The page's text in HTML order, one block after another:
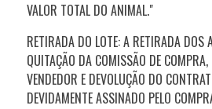
VALOR TOTAL DO ANIMAL."
RETIRADA DO LOTE: A RETIRADA DOS
QUITAÇÃO DA COMISSÃO DE
VENDEDOR E DEVOLUÇÃO DO
DEVIDAMENTE ASSINADO PELO